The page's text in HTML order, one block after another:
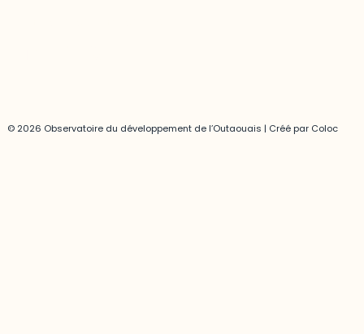
© 2026 Observatoire du développement de l’Outaouais | Créé par Coloc